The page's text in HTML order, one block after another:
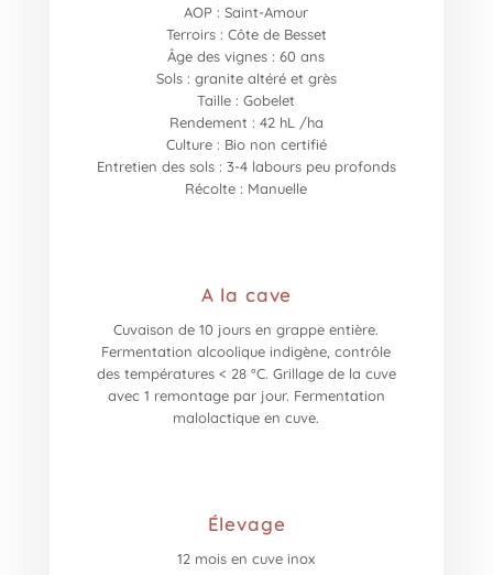
AOP : Saint-Amour
Terroirs : Côte de Besset
Âge des vignes : 60 ans
Sols : granite altéré et grès
Taille : Gobelet
Rendement : 42 hL /ha
Culture : Bio non certifié
Entretien des sols : 3-4 labours peu profonds
Récolte : Manuelle
A la cave
Cuvaison de 10 jours en grappe entière.
Fermentation alcoolique indigène, contrôle
des températures < 28 °C. Grillage de la cuve
avec 1 remontage par jour. Fermentation
malolactique en cuve.
Élevage
12 mois en cuve inox